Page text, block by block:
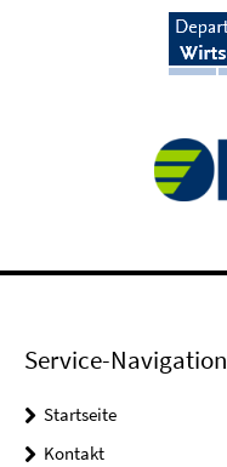
Service-Navigation
Startseite
Kontakt